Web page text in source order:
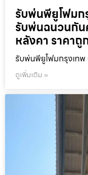
รับพ่นพียูโฟมก
รับพ่นฉนวนกัน
หลังคา ราคาถู
รับพ่นพียูโฟมกรุงเท
ดูเพิ่มเติม »